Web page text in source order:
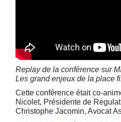
Replay de la conférence sur
Les grand enjeux de la place
Cette conférence était co-
Nicolet, Présidente de
Christophe Jacomin, Avocat